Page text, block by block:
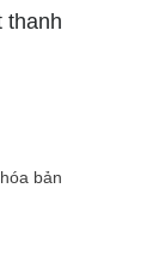
thanh
bản